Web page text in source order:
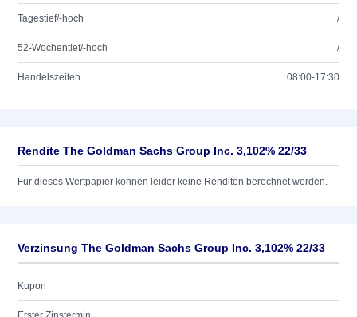
Tagestief/-hoch /
52-Wochentief/-hoch /
Handelszeiten 08:00-17:30
Rendite The Goldman Sachs Group Inc. 3,102% 22/33
Für dieses Wertpapier können leider keine Renditen berechnet werden.
Verzinsung The Goldman Sachs Group Inc. 3,102% 22/33
Kupon